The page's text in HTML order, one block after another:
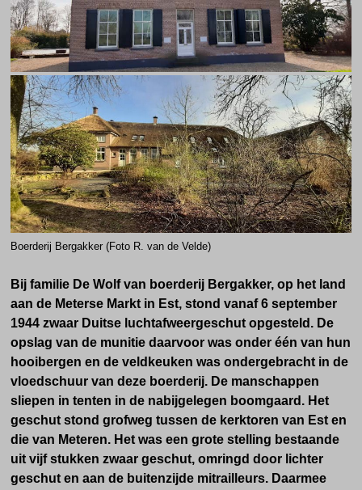
Boerderij Bergakker (Foto R. van de Velde)
Bij familie De Wolf van boerderij Bergakker, op het land
aan de Meterse Markt in Est, stond vanaf 6 september
1944 zwaar Duitse luchtafweergeschut opgesteld. De
opslag van de munitie daarvoor was onder één van hun
hooibergen en de veldkeuken was ondergebracht in de
vloedschuur van deze boerderij. De manschappen
sliepen in tenten in de nabijgelegen boomgaard. Het
geschut stond grofweg tussen de kerktoren van Est en
die van Meteren. Het was een grote stelling bestaande
uit vijf stukken zwaar geschut, omringd door lichter
geschut en aan de buitenzijde mitrailleurs. Daarmee